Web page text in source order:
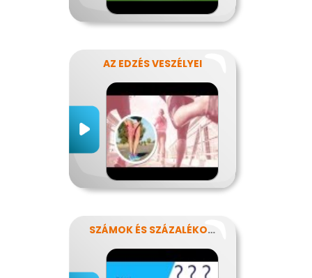
AZ EDZÉS VESZÉLYEI
SZÁMOK ÉS SZÁZALÉKOK REJTELMEI